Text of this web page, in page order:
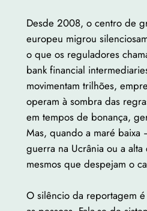
Desde 2008, o centro de
europeu migrou
o que os reguladores
bank financial
movimentam trilhões,
operam à sombra das
em tempos de bonança,
Mas, quando a maré baixa
guerra na Ucrânia ou a
mesmos que despejam o
O silêncio da reportagem